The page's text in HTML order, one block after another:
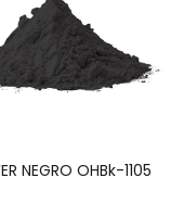
NEGRO OHBk-1105